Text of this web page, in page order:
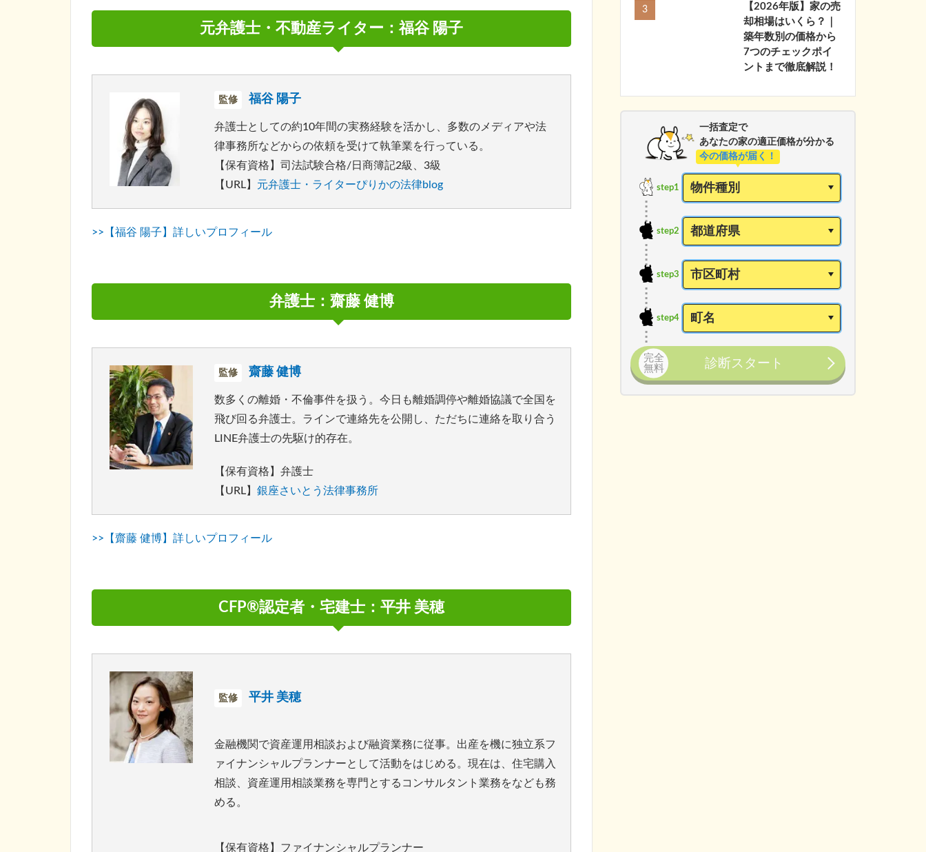
元弁護士・不動産ライター：福谷 陽子
監修 福谷 陽子
弁護士としての約10年間の実務経験を活かし、多数のメディアや法
律事務所などからの依頼を受けて執筆業を行っている。
【保有資格】司法試験合格/日商簿記2級、3級
【URL】 元弁護士・ライターぴりかの法律blog
>>【福谷 陽子】詳しいプロフィール
弁護士：齋藤 健博
監修 齋藤 健博
数多くの離婚・不倫事件を扱う。今日も離婚調停や離婚協議で全国を
飛び回る弁護士。ラインで連絡先を公開し、ただちに連絡を取り合う
LINE弁護士の先駆け的存在。
【保有資格】弁護士
【URL】 銀座さいとう法律事務所
>>【齋藤 健博】詳しいプロフィール
CFP®認定者・宅建士：平井 美穂
監修 平井 美穂
金融機関で資産運用相談および融資業務に従事。出産を機に独立系フ
ァイナンシャルプランナーとして活動をはじめる。現在は、住宅購入
相談、資産運用相談業務を専門とするコンサルタント業務をなども務
める。
【保有資格】ファイナンシャルプランナー
【2026年版】家の売
却相場はいくら？｜
築年数別の価格から
7つのチェックポイ
ントまで徹底解説！
一括査定で
あなたの家の適正価格が分かる
今の価格が届く！
step1
step2
step3
step4
完全
無料
診断スタート